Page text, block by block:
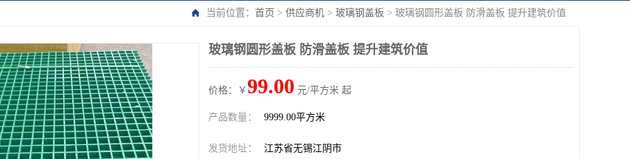
当前位置： 首页 > 供应商机 > 玻璃钢盖板 > 玻璃钢圆形盖板 防滑盖板 提升建筑价值
玻璃钢圆形盖板 防滑盖板 提升建筑价值
价格：￥ 99.00 元/平方米 起
产品数量： 9999.00平方米
发货地址： 江苏省无锡江阴市